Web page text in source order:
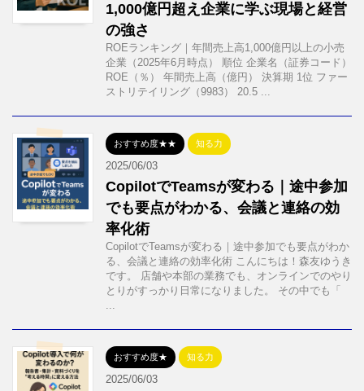
1,000億円超え企業に学ぶ現場と経営
の強さ
ROEランキング｜年間売上高1,000億円以上の小売
企業（2025年6月時点） 順位 企業名（証券コード）
ROE（％） 年間売上高（億円） 決算期 1位 ファー
ストリテイリング（9983） 20.5 ...
おすすめ度★★ 知る力
2025/06/03
CopilotでTeamsが変わる｜途中参加
でも要点がわかる、会議と連絡の効
率化術
CopilotでTeamsが変わる｜途中参加でも要点がわか
る、会議と連絡の効率化術 こんにちは！森友ゆうき
です。 店舗や本部の業務でも、オンラインでのやり
とりがすっかり日常になりました。 その中でも「
...
おすすめ度★ 知る力
2025/06/03